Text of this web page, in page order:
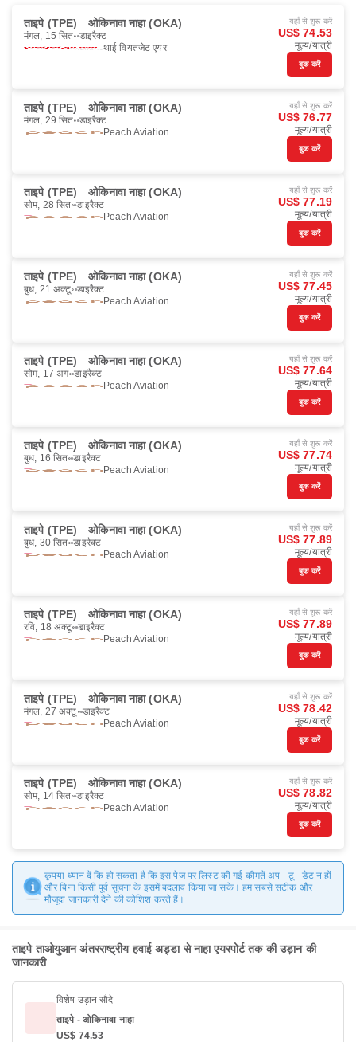
ताइपे (TPE) ओकिनावा नाहा (OKA)
मंगल, 15 सित॰ डाइरैक्ट
थाई वियतजेट एयर
यहाँ से शुरू करें
US$ 74.53
मूल्य/यात्री
बुक करें
ताइपे (TPE) ओकिनावा नाहा (OKA)
मंगल, 29 सित॰ डाइरैक्ट
Peach Aviation
यहाँ से शुरू करें
US$ 76.77
मूल्य/यात्री
बुक करें
ताइपे (TPE) ओकिनावा नाहा (OKA)
सोम, 28 सित॰ डाइरैक्ट
Peach Aviation
यहाँ से शुरू करें
US$ 77.19
मूल्य/यात्री
बुक करें
ताइपे (TPE) ओकिनावा नाहा (OKA)
बुध, 21 अक्टू॰ डाइरैक्ट
Peach Aviation
यहाँ से शुरू करें
US$ 77.45
मूल्य/यात्री
बुक करें
ताइपे (TPE) ओकिनावा नाहा (OKA)
सोम, 17 अग॰ डाइरैक्ट
Peach Aviation
यहाँ से शुरू करें
US$ 77.64
मूल्य/यात्री
बुक करें
ताइपे (TPE) ओकिनावा नाहा (OKA)
बुध, 16 सित॰ डाइरैक्ट
Peach Aviation
यहाँ से शुरू करें
US$ 77.74
मूल्य/यात्री
बुक करें
ताइपे (TPE) ओकिनावा नाहा (OKA)
बुध, 30 सित॰ डाइरैक्ट
Peach Aviation
यहाँ से शुरू करें
US$ 77.89
मूल्य/यात्री
बुक करें
ताइपे (TPE) ओकिनावा नाहा (OKA)
रवि, 18 अक्टू॰ डाइरैक्ट
Peach Aviation
यहाँ से शुरू करें
US$ 77.89
मूल्य/यात्री
बुक करें
ताइपे (TPE) ओकिनावा नाहा (OKA)
मंगल, 27 अक्टू॰ डाइरैक्ट
Peach Aviation
यहाँ से शुरू करें
US$ 78.42
मूल्य/यात्री
बुक करें
ताइपे (TPE) ओकिनावा नाहा (OKA)
सोम, 14 सित॰ डाइरैक्ट
Peach Aviation
यहाँ से शुरू करें
US$ 78.82
मूल्य/यात्री
बुक करें
कृपया ध्यान दें कि हो सकता है कि इस पेज पर लिस्ट की गई कीमतें अप - टू - डेट न हों
और बिना किसी पूर्व सूचना के इसमें बदलाव किया जा सके। हम सबसे सटीक और
मौजूदा जानकारी देने की कोशिश करते हैं।
ताइपे ताओयुआन अंतरराष्ट्रीय हवाई अड्डा से नाहा एयरपोर्ट तक की उड़ान की
जानकारी
विशेष उड़ान सौदे
ताइपे - ओकिनावा नाहा
US$ 74.53